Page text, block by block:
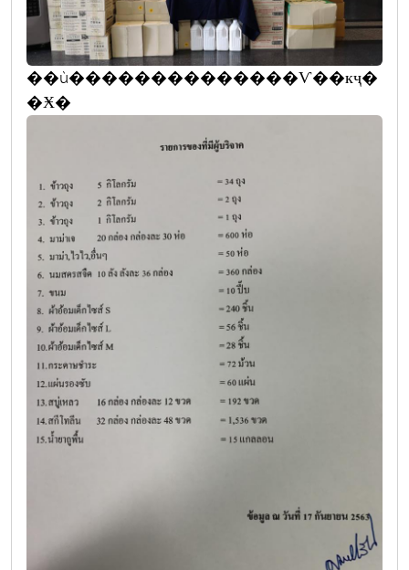
��ù��������������Ѵ��кҷ�
�Ӿ�